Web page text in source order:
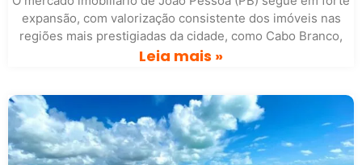
expansão, com valorização consistente dos imóveis nas
regiões mais prestigiadas da cidade, como Cabo Branco,
Leia mais »